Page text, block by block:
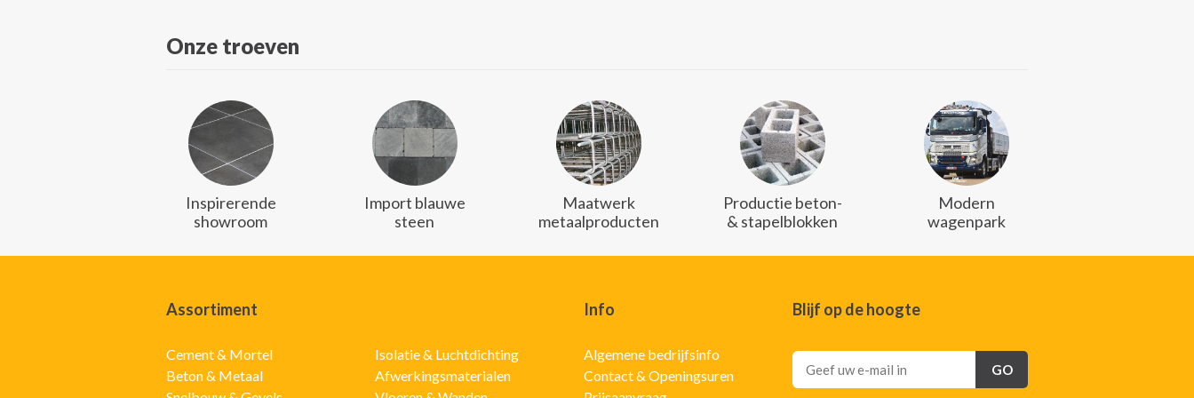
Onze troeven
Inspirerende
showroom
Import blauwe
steen
Maatwerk
metaalproducten
Productie beton-
& stapelblokken
Modern
wagenpark
Assortiment
Cement & Mortel
Beton & Metaal
Isolatie & Luchtdichting
Afwerkingsmaterialen
Info
Algemene bedrijfsinfo
Contact & Openingsuren
Blijf op de hoogte